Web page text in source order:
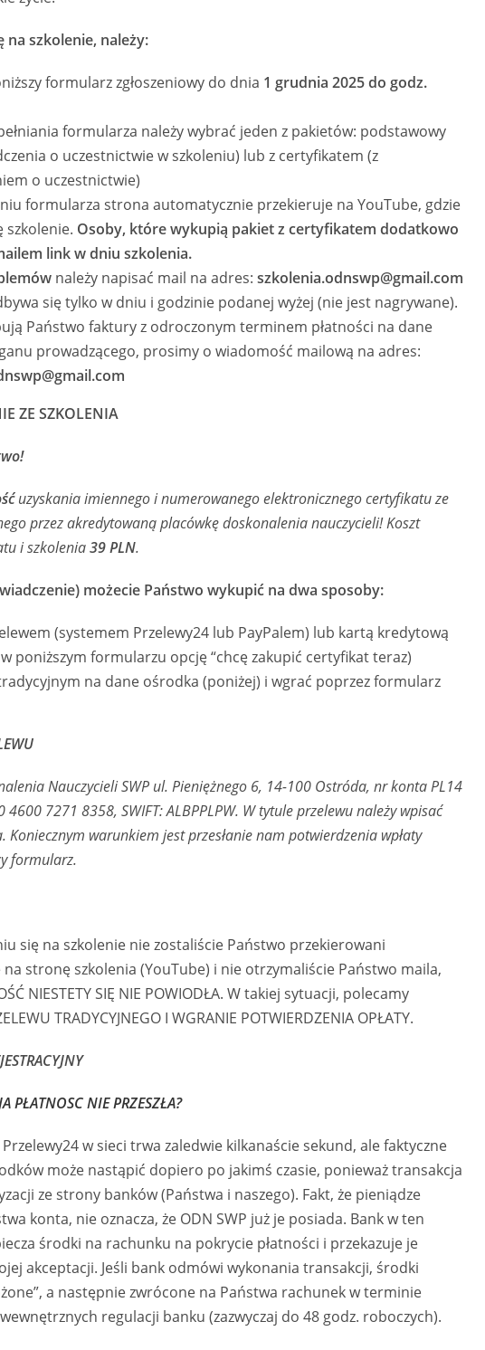
na szkolenie, należy:
formularz zgłoszeniowy do dnia 1 grudnia 2025 do godz.
formularza należy wybrać jeden z pakietów: podstawowy
o uczestnictwie w szkoleniu) lub z certyfikatem (z
o uczestnictwie)
formularza strona automatycznie przekieruje na YouTube, gdzie
szkolenie. Osoby, które wykupią pakiet z certyfikatem dodatkowo
link w dniu szkolenia.
należy napisać mail na adres: szkolenia.odnswp@gmail.com
się tylko w dniu i godzinie podanej wyżej (nie jest nagrywane).
Państwo faktury z odroczonym terminem płatności na dane
prowadzącego, prosimy o wiadomość mailową na adres:
ZE SZKOLENIA
uzyskania imiennego i numerowanego elektronicznego certyfikatu ze
przez akredytowaną placówkę doskonalenia nauczycieli! Koszt
i szkolenia39 PLN.
możecie Państwo wykupić na dwa sposoby:
(systemem Przelewy24 lub PayPalem) lub kartą kredytową
poniższym formularzu opcję “chcę zakupić certyfikat teraz)
na dane ośrodka (poniżej) i wgrać poprzez formularz
Nauczycieli SWP ul. Pieniężnego 6, 14-100 Ostróda, nr konta PL14
7271 8358, SWIFT: ALBPPLPW. W tytule przelewu należy wpisać
Koniecznym warunkiem jest przesłanie nam potwierdzenia wpłaty
formularz.
się na szkolenie nie zostaliście Państwo przekierowani
stronę szkolenia (YouTube) i nie otrzymaliście Państwo maila,
NIESTETY SIĘ NIE POWIODŁA. W takiej sytuacji, polecamy
TRADYCYJNEGO I WGRANIE POTWIERDZENIA OPŁATY.
PŁATNOSC NIE PRZESZŁA?
Przelewy24 w sieci trwa zaledwie kilkanaście sekund, ale faktyczne
może nastąpić dopiero po jakimś czasie, ponieważ transakcja
ze strony banków (Państwa i naszego). Fakt, że pieniądze
konta, nie oznacza, że ODN SWP już je posiada. Bank w ten
środki na rachunku na pokrycie płatności i przekazuje je
akceptacji. Jeśli bank odmówi wykonania transakcji, środki
a następnie zwrócone na Państwa rachunek w terminie
regulacji banku (zazwyczaj do 48 godz. roboczych).